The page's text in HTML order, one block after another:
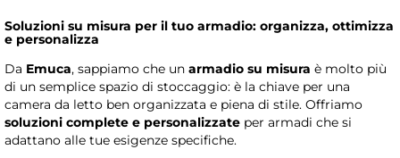
Soluzioni su misura per il tuo armadio: organizza, ottimizza
e personalizza
Da Emuca, sappiamo che un armadio su misura è molto più
di un semplice spazio di stoccaggio: è la chiave per una
camera da letto ben organizzata e piena di stile. Offriamo
soluzioni complete e personalizzate per armadi che si
adattano alle tue esigenze specifiche.